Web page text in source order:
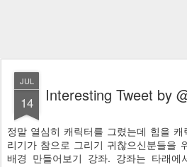
JUL
14 Interesting Tweet by
정말 열심히 캐릭터를 그렸는데 힘을
리기가 참으로 그리기 귀찮으신분들을
배경 만들어보기 강좌. 강좌는 타래에